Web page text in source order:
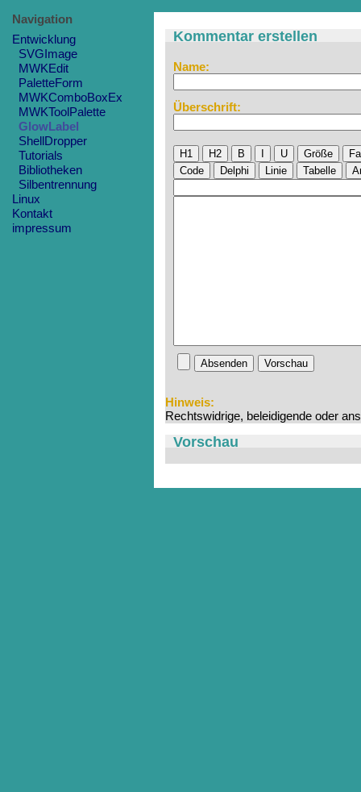
Navigation
Entwicklung
SVGImage
MWKEdit
PaletteForm
MWKComboBoxEx
MWKToolPalette
GlowLabel
ShellDropper
Tutorials
Bibliotheken
Silbentrennung
Linux
Kontakt
impressum
Kommentar erstellen
Name:
Überschrift:
H1 H2 B U Größe
Code
Delphi Linie Tabelle
Absenden Vorschau
Hinweis:
Rechtswidrige, beleidigende oder
Vorschau